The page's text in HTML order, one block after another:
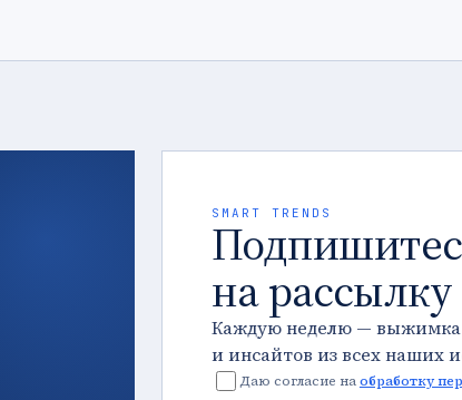
SMART TRENDS
на рассылку
Каждую неделю — выжимка
и инсайтов из всех наших
Даю согласие наобработку